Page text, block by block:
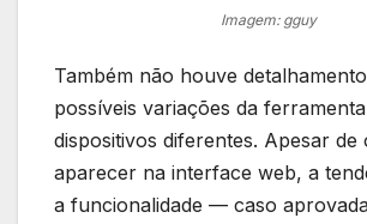
Imagem: gguy
Também não houve
possíveis variações da
dispositivos diferentes. Apesar de
aparecer na interface web, a
a funcionalidade — caso